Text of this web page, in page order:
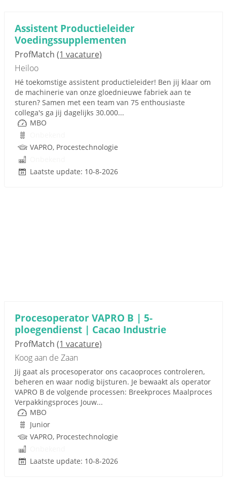
Assistent Productieleider
Voedingssupplementen
ProfMatch (1 vacature)
Heiloo
Hé toekomstige assistent productieleider! Ben jij klaar om
de machinerie van onze gloednieuwe fabriek aan te
sturen? Samen met een team van 75 enthousiaste
collega's ga jij dagelijks 30.000...
MBO
VAPRO, Procestechnologie
Laatste update: 10-8-2026
Procesoperator VAPRO B | 5-
ploegendienst | Cacao Industrie
ProfMatch (1 vacature)
Koog aan de Zaan
Jij gaat als procesoperator ons cacaoproces controleren,
beheren en waar nodig bijsturen. Je bewaakt als operator
VAPRO B de volgende processen: Breekproces Maalproces
Verpakkingsproces Jouw...
MBO
Junior
VAPRO, Procestechnologie
Laatste update: 10-8-2026